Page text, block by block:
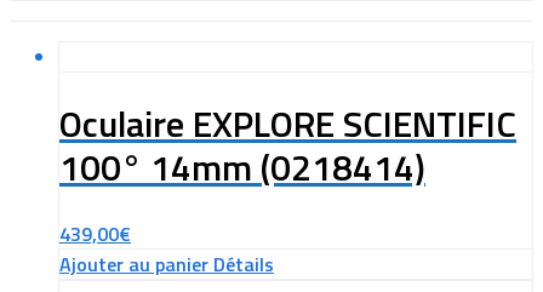
Oculaire EXPLORE SCIENTIFIC
100° 14mm (0218414)
439,00€
Ajouter au panier Détails